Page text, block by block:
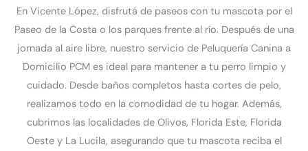
En Vicente López, disfrutá de paseos con tu mascota por el
Paseo de la Costa o los parques frente al río. Después de una
jornada al aire libre, nuestro servicio de Peluquería Canina a
Domicilio PCM es ideal para mantener a tu perro limpio y
cuidado. Desde baños completos hasta cortes de pelo,
realizamos todo en la comodidad de tu hogar. Además,
cubrimos las localidades de Olivos, Florida Este, Florida
Oeste y La Lucila, asegurando que tu mascota reciba el